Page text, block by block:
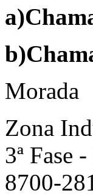
Morada
Zona
3ª Fase
8700-